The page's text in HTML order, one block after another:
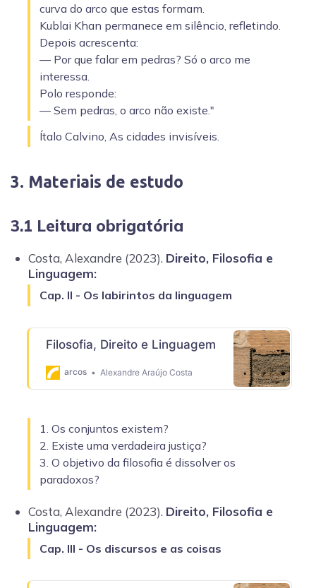
curva do arco que estas formam.
Kublai Khan permanece em silêncio, refletindo.
Depois acrescenta:
— Por que falar em pedras? Só o arco me
interessa.
Polo responde:
— Sem pedras, o arco não existe."
Ítalo Calvino, As cidades invisíveis.
3. Materiais de estudo
3.1 Leitura obrigatória
Costa, Alexandre (2023). Direito, Filosofia e
Linguagem:
Cap. II - Os labirintos da linguagem
Filosofia, Direito e Linguagem
arcos Alexandre Araújo Costa
1. Os conjuntos existem?
2. Existe uma verdadeira justiça?
3. O objetivo da filosofia é dissolver os
paradoxos?
Costa, Alexandre (2023). Direito, Filosofia e
Linguagem:
Cap. III - Os discursos e as coisas